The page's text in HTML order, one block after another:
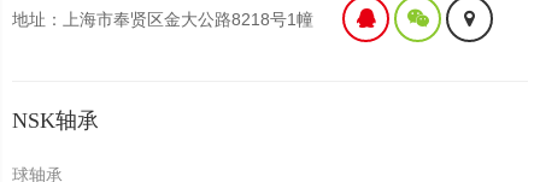
地址：上海市奉贤区金大公路8218号1幢
NSK轴承
球轴承